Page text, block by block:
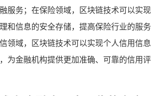
服务；在保险领域，区块链技术可以实现
和信息的安全存储，提高保险行业的服务
领域，区块链技术可以实现个人信用信息
为金融机构提供更加准确、可靠的信用评